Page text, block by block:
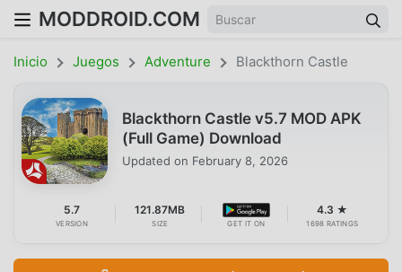
MODDROID.COM
Inicio Juegos Adventure Blackthorn Castle
Blackthorn Castle v5.7 MOD APK
(Full Game) Download
Updated on February 8, 2026
5.7
VERSION
121.87MB
SIZE GET IT ON
4.3 ★
1698 RATINGS